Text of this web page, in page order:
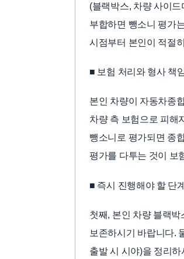
(블랙박스, 차량 사이
부합하면 뺑소니 평가
시점부터 본인이 적절
■ 보험 처리와 형사 책
본인 차량이 자동차종
차량 측 보험으로 피해
뺑소니로 평가되면 종
평가를 다투는 것이 보
■ 즉시 진행해야 할 단계
첫째, 본인 차량 블랙
보존하시기 바랍니다.
출발 시 시야)을 정리